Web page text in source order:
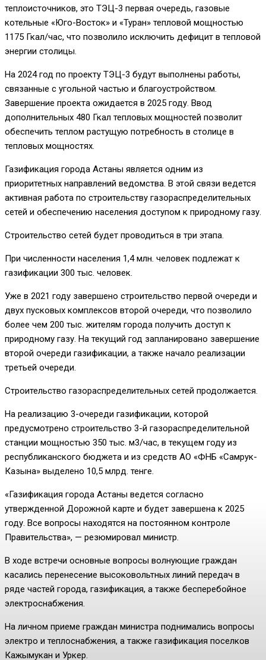
теплоисточников, это ТЭЦ-3 первая очередь, газовые
котельные «Юго-Восток» и «Туран» тепловой мощностью
1175 Гкал/час, что позволило исключить дефицит в тепловой
энергии столицы.
На 2024 год по проекту ТЭЦ-3 будут выполнены работы,
связанные с угольной частью и благоустройством.
Завершение проекта ожидается в 2025 году. Ввод
дополнительных 480 Гкал тепловых мощностей позволит
обеспечить теплом растущую потребность в столице в
тепловых мощностях.
Газификация города Астаны является одним из
приоритетных направлений ведомства. В этой связи ведется
активная работа по строительству газораспределительных
сетей и обеспечению населения доступом к природному газу.
Строительство сетей будет проводиться в три этапа.
При численности населения 1,4 млн. человек подлежат к
газификации 300 тыс. человек.
Уже в 2021 году завершено строительство первой очереди и
двух пусковых комплексов второй очереди, что позволило
более чем 200 тыс. жителям города получить доступ к
природному газу. На текущий год запланировано завершение
второй очереди газификации, а также начало реализации
третьей очереди.
Строительство газораспределительных сетей продолжается.
На реализацию 3-очереди газификации, которой
предусмотрено строительство 3-й газораспределительной
станции мощностью 350 тыс. м3/час, в текущем году из
республиканского бюджета и из средств АО «ФНБ «Самрук-
Казына» выделено 10,5 млрд. тенге.
«Газификация города Астаны ведется согласно
утвержденной Дорожной карте и будет завершена к 2025
году. Все вопросы находятся на постоянном контроле
Правительства», — резюмировал министр.
В ходе встречи основные вопросы волнующие граждан
касались перенесение высоковольтных линий передач в
ряде частей города, газификация, а также бесперебойное
электроснабжения.
На личном приеме граждан министра поднимались вопросы
электро и теплоснабжения, а также газификация поселков
Кажымукан и Уркер.